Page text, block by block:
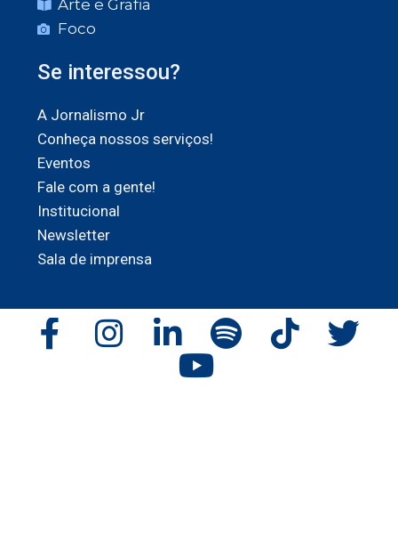
Arte e Grafia
Foco
Se interessou?
A Jornalismo Jr
Conheça nossos serviços!
Eventos
Fale com a gente!
Institucional
Newsletter
Sala de imprensa